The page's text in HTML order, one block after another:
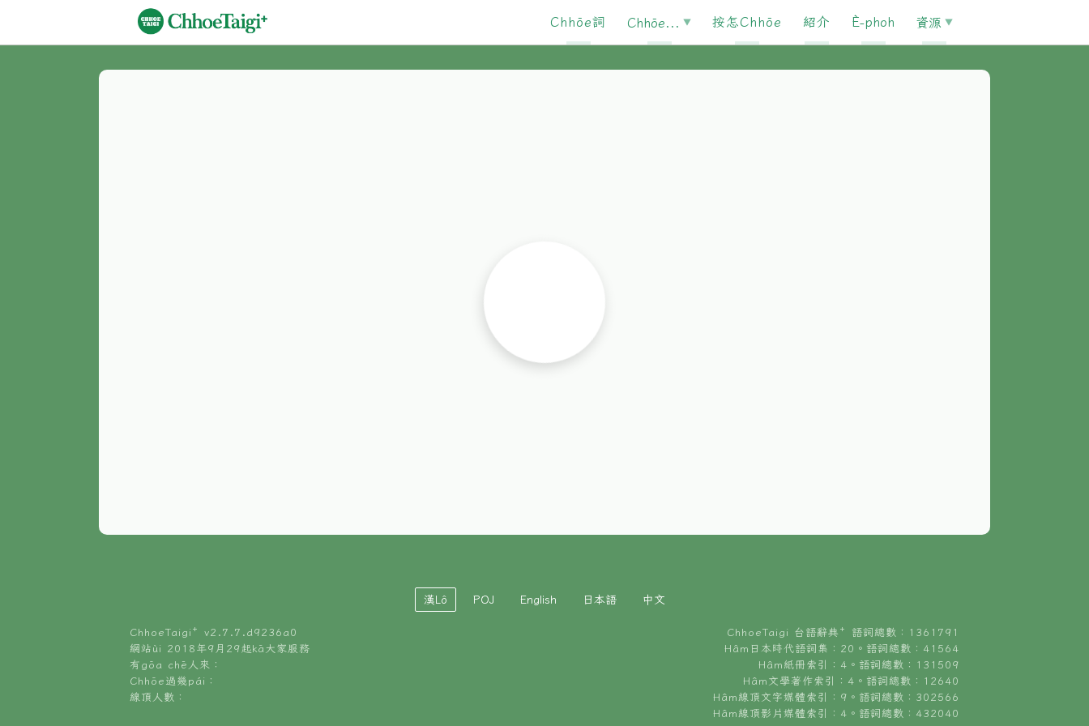
Chhōe詞 Chhōe... 按怎Chhōe 紹介 È-phoh 資源
漢Lô POJ English 日本語 中文
ChhoeTaigi⁺ v2.7.7.d9236a0
網站ùi 2018年9月29起kā大家服務
有gōa chē人來：
Chhōe過幾pái：
線頂人數：
ChhoeTaigi 台語辭典⁺ 語詞總數：1361791
Hâm日本時代語詞集：20。語詞總數：41564
Hâm紙冊索引：4。語詞總數：131509
Hâm文學著作索引：4。語詞總數：12640
Hâm線頂文字媒體索引：9。語詞總數：302566
Hâm線頂影片媒體索引：4。語詞總數：432040